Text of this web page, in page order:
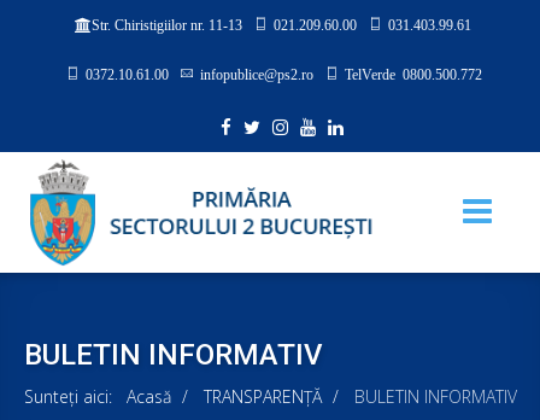
Str. Chiristigiilor nr. 11-13 021.209.60.00 031.403.99.61
0372.10.61.00 infopublice@ps2.ro TelVerde 0800.500.772
BULETIN INFORMATIV
Sunteți aici: Acasă TRANSPARENȚĂ BULETIN INFORMATIV